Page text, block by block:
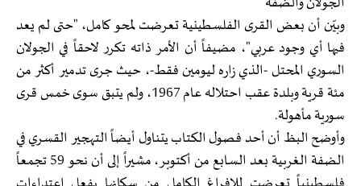
وبيّن أن بعض القرى الفلسطينية تعرضت لمحو كامل، "حتى لم يعد
فيها أي وجود عربي"، مضيفاً أن الأمر ذاته تكرر لاحقاً في الجولان
السوري المحتل -الذي زاره ليومين فقط-، حيث جرى تدمير أكثر من
مئة قرية وبلدة عقب احتلاله عام 1967، ولم يتبق سوى خمس قرى
سورية مأهولة.
وأوضح البظ أن أحد فصول الكتاب يتناول أيضاً التهجير القسري في
الضفة الغربية بعد السابع من أكتوبر، مشيراً إلى أن نحو 59 تجمعاً